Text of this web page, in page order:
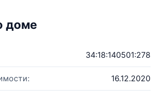
доме
34:18:140501:278
16.12.2020